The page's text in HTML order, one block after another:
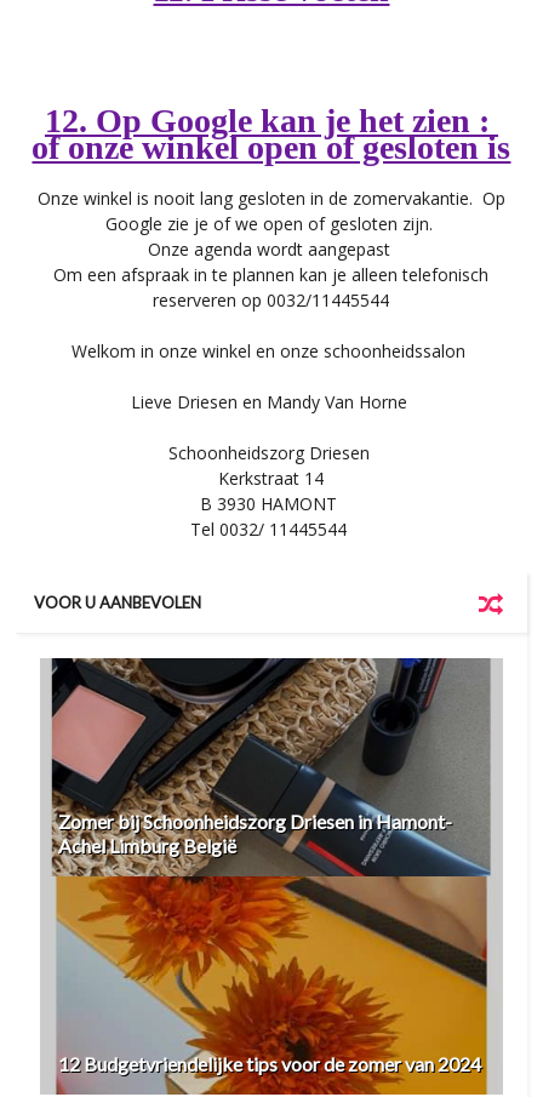
12. Op Google kan je het zien :
of onze winkel open of gesloten is
Onze winkel is nooit lang gesloten in de zomervakantie. Op
Google zie je of we open of gesloten zijn.
Onze agenda wordt aangepast
Om een afspraak in te plannen kan je alleen telefonisch
reserveren op 0032/11445544
Welkom in onze winkel en onze schoonheidssalon
Lieve Driesen en Mandy Van Horne
Schoonheidszorg Driesen
Kerkstraat 14
B 3930 HAMONT
Tel 0032/ 11445544
VOOR U AANBEVOLEN
Zomer bij Schoonheidszorg Driesen in Hamont-
Achel Limburg België
12 Budgetvriendelijke tips voor de zomer van 2024